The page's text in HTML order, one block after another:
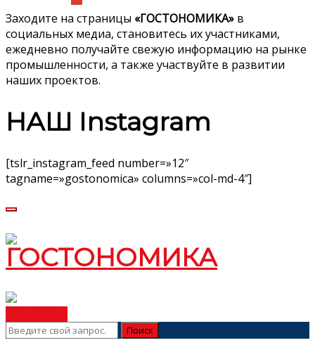
Заходите на страницы «ГОСТОНОМИКА» в
социальных медиа, становитесь их участниками,
ежедневно получайте свежую информацию на рынке
промышленности, а также участвуйте в развитии
наших проектов.
НАШ Instagram
[tslr_instagram_feed number=»12″
tagname=»gostonomica» columns=»col-md-4″]